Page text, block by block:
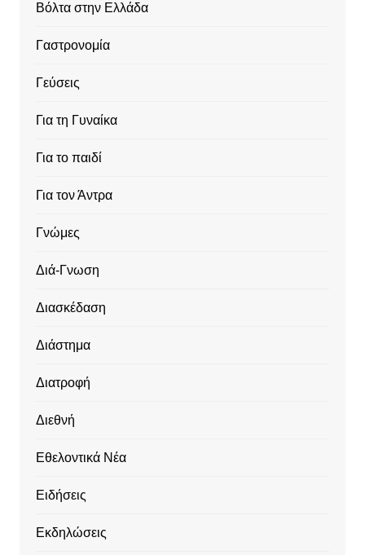
Βόλτα στην Ελλάδα
Γαστρονομία
Γεύσεις
Για τη Γυναίκα
Για το παιδί
Για τον Άντρα
Γνώμες
Διά-Γνωση
Διασκέδαση
Διάστημα
Διατροφή
Διεθνή
Εθελοντικά Νέα
Ειδήσεις
Εκδηλώσεις